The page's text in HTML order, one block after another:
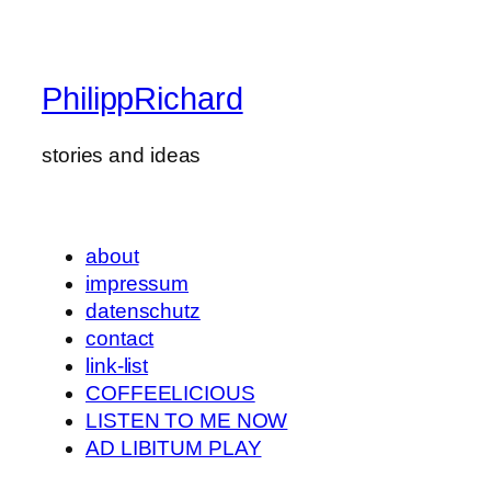
PhilippRichard
stories and ideas
about
impressum
datenschutz
contact
link-list
COFFEELICIOUS
LISTEN TO ME NOW
AD LIBITUM PLAY